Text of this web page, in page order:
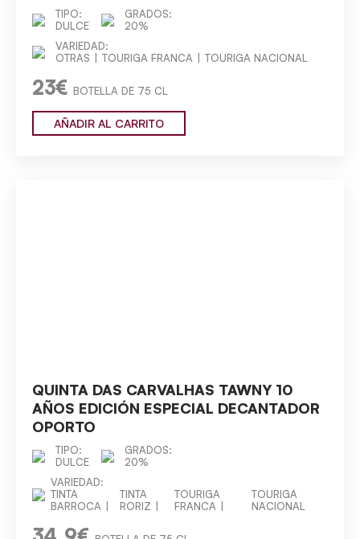
TIPO:
DULCE
GRADOS:
20%
VARIEDAD:
OTRAS
TOURIGA FRANCA TOURIGA NACIONAL
23€ BOTELLA DE 75 CL
AÑADIR AL CARRITO
QUINTA DAS CARVALHAS TAWNY 10
AÑOS EDICIÓN ESPECIAL DECANTADOR
OPORTO
TIPO:
DULCE
GRADOS:
20%
VARIEDAD:
TINTA
BARROCA
TINTA
RORIZ
TOURIGA
FRANCA
TOURIGA
NACIONAL